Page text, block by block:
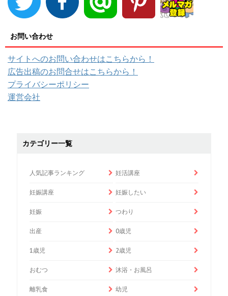
お問い合わせ
サイトへのお問い合わせはこちらから！
広告出稿のお問合せはこちらから！
プライバシーポリシー
運営会社
カテゴリー一覧
人気記事ランキング 妊活講座
妊娠講座 妊娠したい
妊娠 つわり
出産 0歳児
1歳児 2歳児
おむつ 沐浴・お風呂
離乳食 幼児